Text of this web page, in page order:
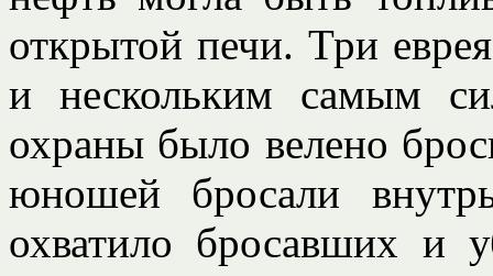
открытой печи. Три
и нескольким самым
охраны было велено
юношей бросали
охватило бросавших и